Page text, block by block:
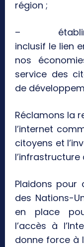
région ;
– établir au
inclusif le lien
nos
service des
de
Réclamons la
l’internet
citoyens et
Plaidons pour
des Nations-
en place
l’accès à
donne force à